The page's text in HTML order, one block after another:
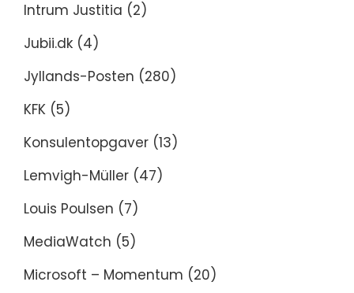
Intrum Justitia (2)
Jubii.dk (4)
Jyllands-Posten (280)
KFK (5)
Konsulentopgaver (13)
Lemvigh-Müller (47)
Louis Poulsen (7)
MediaWatch (5)
Microsoft – Momentum (20)